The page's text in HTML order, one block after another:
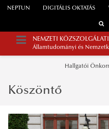
NEPTUN DIGITÁLIS OKTATÁS
NEMZETI KÖZSZOLGÁLATI
Államtudományi és
Hallgatói
Köszöntő